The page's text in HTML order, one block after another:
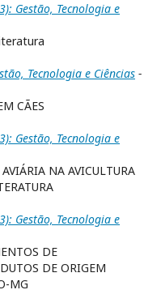
Gestão, Tecnologia e
Tecnologia e Ciências -
CÃES
Gestão, Tecnologia e
NA AVICULTURA
Gestão, Tecnologia e
DE
DE ORIGEM
MG